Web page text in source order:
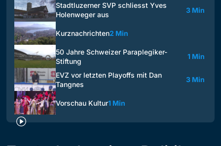
Stadtluzerner SVP schliesst Yves
Holenweger aus
3 Min
Kurznachrichten2 Min
50 Jahre Schweizer Paraplegiker-
Stiftung
1 Min
EVZ vor letzten Playoffs mit Dan
Tangnes
3 Min
Vorschau Kultur1 Min